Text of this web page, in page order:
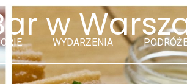
WYDARZENIA
w